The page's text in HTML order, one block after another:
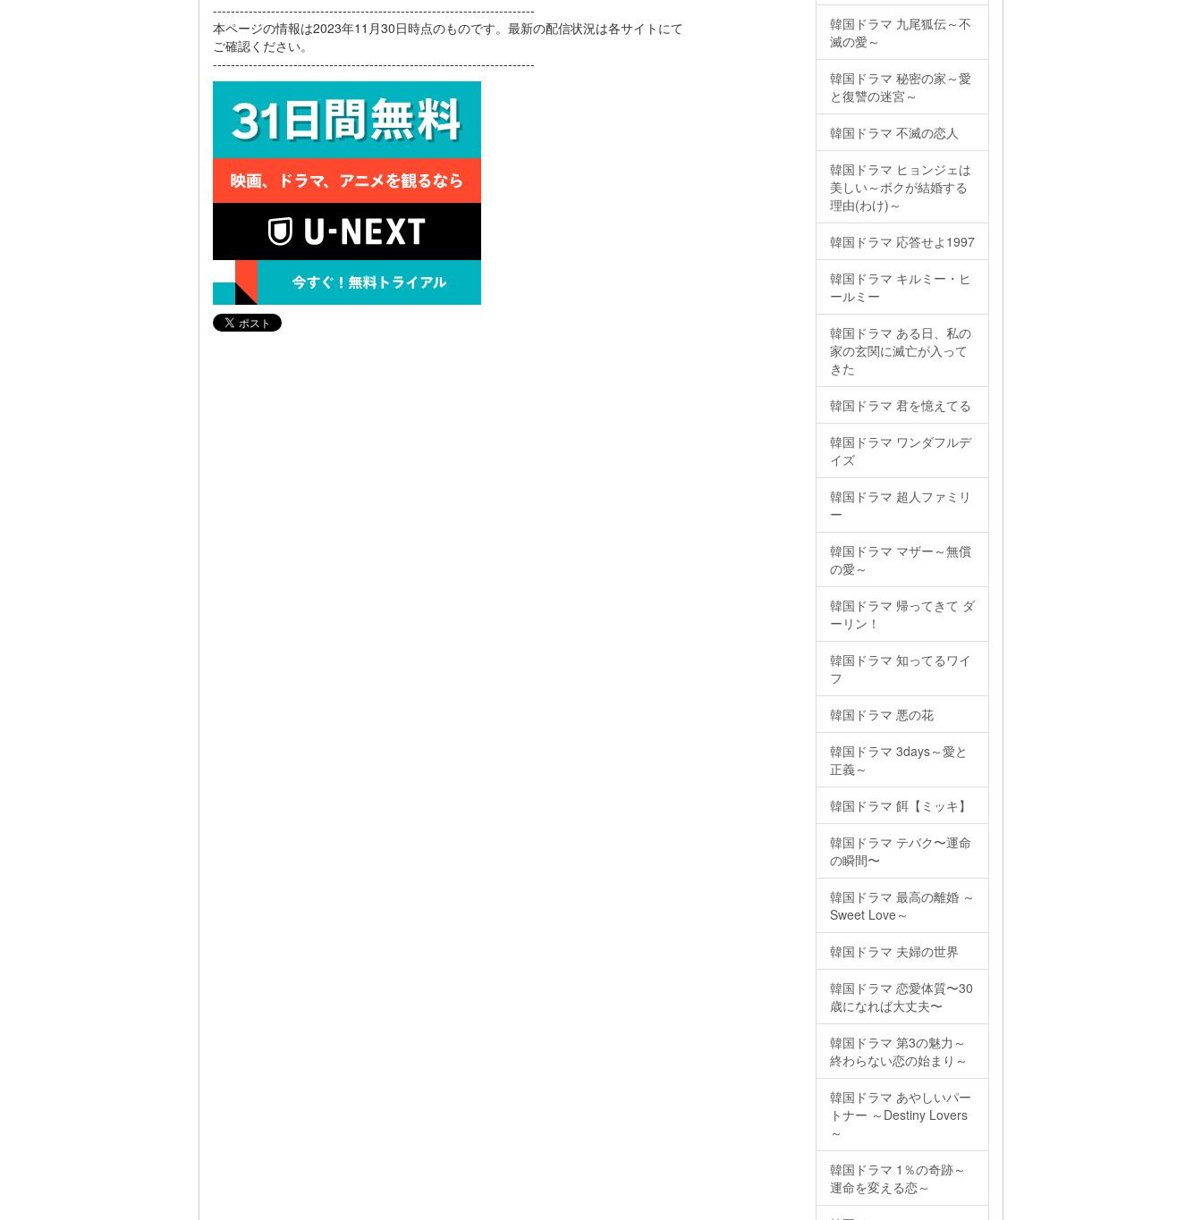
------------------------------------------------------------------------
本ページの情報は2023年11月30日時点のものです。最新の配信状況は各サイトにて
ご確認ください。
------------------------------------------------------------------------
韓国ドラマ 九尾狐伝～不
滅の愛～
韓国ドラマ 秘密の家～愛
と復讐の迷宮～
韓国ドラマ 不滅の恋人
韓国ドラマ ヒョンジェは
美しい～ボクが結婚する
理由(わけ)～
韓国ドラマ 応答せよ1997
韓国ドラマ キルミー・ヒ
ールミー
韓国ドラマ ある日、私の
家の玄関に滅亡が入って
きた
韓国ドラマ 君を憶えてる
韓国ドラマ ワンダフルデ
イズ
韓国ドラマ 超人ファミリ
ー
韓国ドラマ マザー～無償
の愛～
韓国ドラマ 帰ってきて ダ
ーリン！
韓国ドラマ 知ってるワイ
フ
韓国ドラマ 悪の花
韓国ドラマ 3days～愛と
正義～
韓国ドラマ 餌【ミッキ】
韓国ドラマ テバク〜運命
の瞬間〜
韓国ドラマ 最高の離婚 ～
Sweet Love～
韓国ドラマ 夫婦の世界
韓国ドラマ 恋愛体質〜30
歳になれば大丈夫〜
韓国ドラマ 第3の魅力～
終わらない恋の始まり～
韓国ドラマ あやしいパー
トナー ～Destiny Lovers
～
韓国ドラマ 1％の奇跡～
運命を変える恋～